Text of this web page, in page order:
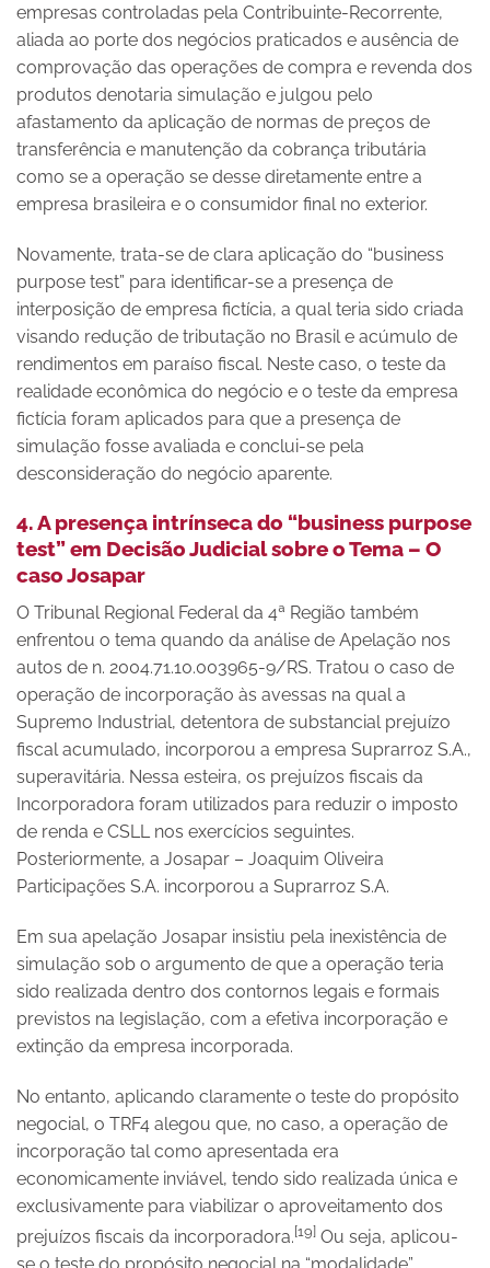
empresas controladas pela Contribuinte-Recorrente,
aliada ao porte dos negócios praticados e ausência de
comprovação das operações de compra e revenda dos
produtos denotaria simulação e julgou pelo
afastamento da aplicação de normas de preços de
transferência e manutenção da cobrança tributária
como se a operação se desse diretamente entre a
empresa brasileira e o consumidor final no exterior.
Novamente, trata-se de clara aplicação do “business
purpose test” para identificar-se a presença de
interposição de empresa fictícia, a qual teria sido criada
visando redução de tributação no Brasil e acúmulo de
rendimentos em paraíso fiscal. Neste caso, o teste da
realidade econômica do negócio e o teste da empresa
fictícia foram aplicados para que a presença de
simulação fosse avaliada e conclui-se pela
desconsideração do negócio aparente.
4. A presença intrínseca do “business purpose
test” em Decisão Judicial sobre o Tema – O
caso Josapar
O Tribunal Regional Federal da 4ª Região também
enfrentou o tema quando da análise de Apelação nos
autos de n. 2004.71.10.003965-9/RS. Tratou o caso de
operação de incorporação às avessas na qual a
Supremo Industrial, detentora de substancial prejuízo
fiscal acumulado, incorporou a empresa Suprarroz S.A.,
superavitária. Nessa esteira, os prejuízos fiscais da
Incorporadora foram utilizados para reduzir o imposto
de renda e CSLL nos exercícios seguintes.
Posteriormente, a Josapar – Joaquim Oliveira
Participações S.A. incorporou a Suprarroz S.A.
Em sua apelação Josapar insistiu pela inexistência de
simulação sob o argumento de que a operação teria
sido realizada dentro dos contornos legais e formais
previstos na legislação, com a efetiva incorporação e
extinção da empresa incorporada.
No entanto, aplicando claramente o teste do propósito
negocial, o TRF4 alegou que, no caso, a operação de
incorporação tal como apresentada era
economicamente inviável, tendo sido realizada única e
exclusivamente para viabilizar o aproveitamento dos
prejuízos fiscais da incorporadora.[19] Ou seja, aplicou-